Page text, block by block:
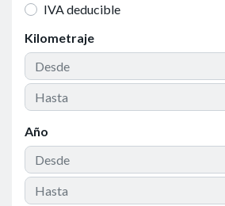
IVA deducible
Kilometraje
Año